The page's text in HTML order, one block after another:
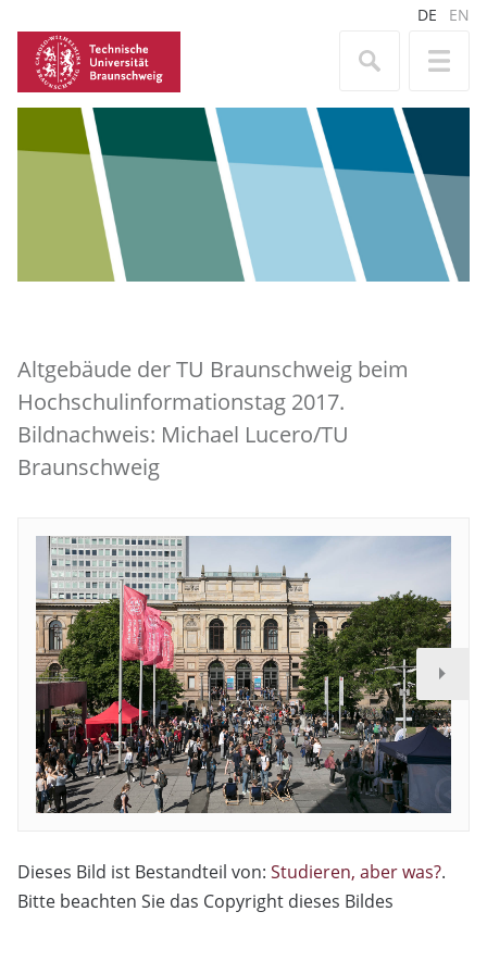
DE EN
Altgebäude der TU Braunschweig beim
Hochschulinformationstag 2017.
Bildnachweis: Michael Lucero/TU
Braunschweig
Dieses Bild ist Bestandteil von: Studieren, aber was?.
Bitte beachten Sie das Copyright dieses Bildes